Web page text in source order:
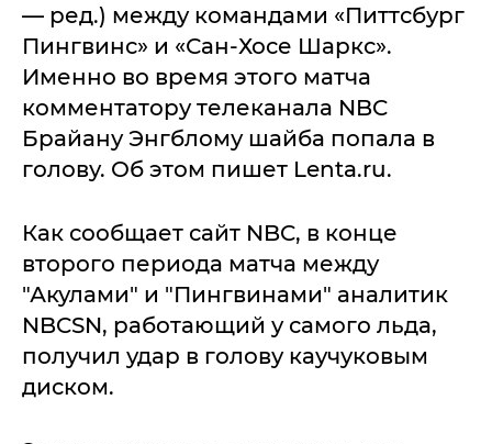
— ред.) между командами «Питтсбург
Пингвинс» и «Сан-Хосе Шаркс».
Именно во время этого матча
комментатору телеканала NBC
Брайану Энгблому шайба попала в
голову. Об этом пишет Lenta.ru.
Как сообщает сайт NBC, в конце
второго периода матча между
"Акулами" и "Пингвинами" аналитик
NBCSN, работающий у самого льда,
получил удар в голову каучуковым
диском.